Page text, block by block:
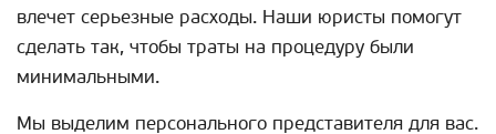
влечет серьезные расходы. Наши юристы помогут
сделать так, чтобы траты на процедуру были
минимальными.
Мы выделим персонального представителя для вас.